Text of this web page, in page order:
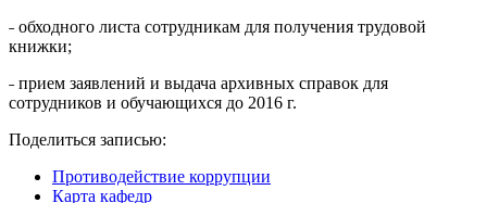
˗ обходного листа сотрудникам для получения трудовой
книжки;
˗ прием заявлений и выдача архивных справок для
сотрудников и обучающихся до 2016 г.
Поделиться записью:
Противодействие коррупции
Карта кафедр